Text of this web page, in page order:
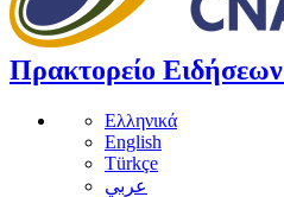
Πρακτορείο Ειδήσεων
Ελληνικά
English
Türkçe
عربي